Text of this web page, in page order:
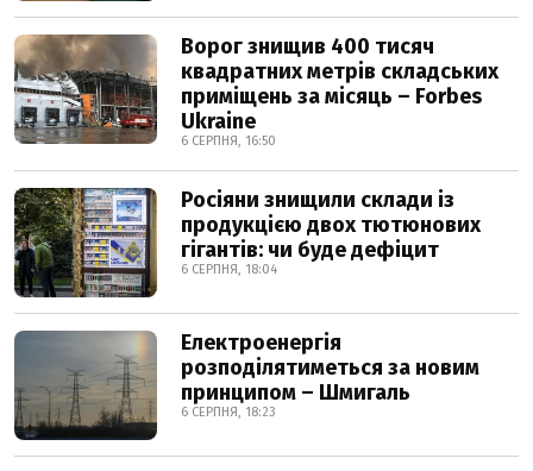
Ворог знищив 400 тисяч
квадратних метрів складських
приміщень за місяць – Forbes
Ukraine
6 СЕРПНЯ, 16:50
Росіяни знищили склади із
продукцією двох тютюнових
гігантів: чи буде дефіцит
6 СЕРПНЯ, 18:04
Електроенергія
розподілятиметься за новим
принципом – Шмигаль
6 СЕРПНЯ, 18:23